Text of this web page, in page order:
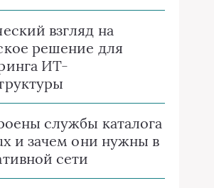
взгляд на
решение для
ИТ-
службы каталога
и зачем они нужны в
сети